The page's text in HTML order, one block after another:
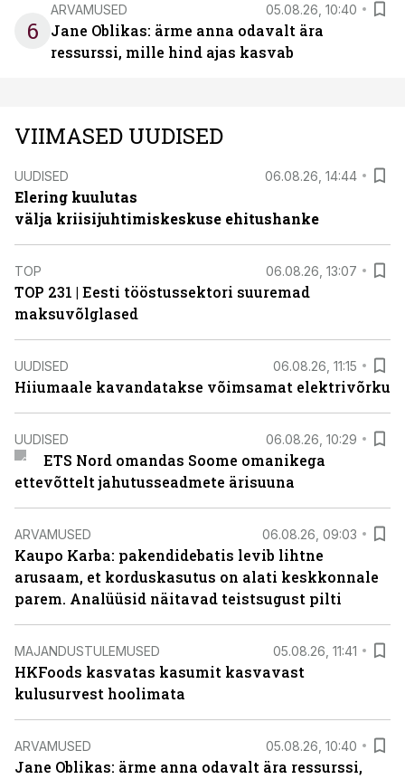
6
ARVAMUSED 05.08.26, 10:40
Jane Oblikas: ärme anna odavalt ära
ressurssi, mille hind ajas kasvab
VIIMASED UUDISED
UUDISED 06.08.26, 14:44
Elering kuulutas
välja kriisijuhtimiskeskuse ehitushanke
TOP 06.08.26, 13:07
TOP 231 | Eesti tööstussektori suuremad
maksuvõlglased
UUDISED 06.08.26, 11:15
Hiiumaale kavandatakse võimsamat elektrivõrku
UUDISED 06.08.26, 10:29
ETS Nord omandas Soome omanikega
ettevõttelt jahutusseadmete ärisuuna
ARVAMUSED 06.08.26, 09:03
Kaupo Karba: pakendidebatis levib lihtne
arusaam, et korduskasutus on alati keskkonnale
parem. Analüüsid näitavad teistsugust pilti
MAJANDUSTULEMUSED 05.08.26, 11:41
HKFoods kasvatas kasumit kasvavast
kulusurvest hoolimata
ARVAMUSED 05.08.26, 10:40
Jane Oblikas: ärme anna odavalt ära ressurssi,